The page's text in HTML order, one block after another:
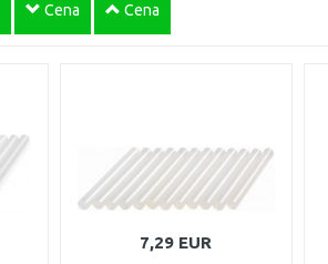
Cena Cena
7,29 EUR